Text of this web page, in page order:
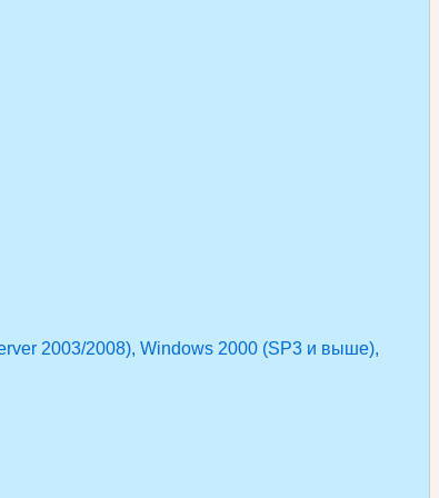
2003/2008), Windows 2000 (SP3 и выше),